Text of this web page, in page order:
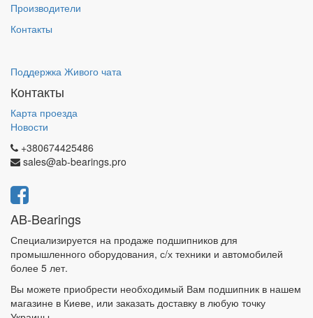
Производители
Контакты
Поддержка Живого чата
Контакты
Карта проезда
Новости
+380674425486
sales@ab-bearings.pro
AB-Bearings
Специализируется на продаже подшипников для
промышленного оборудования, с/х техники и автомобилей
более 5 лет.
Вы можете приобрести необходимый Вам подшипник в нашем
магазине в Киеве, или заказать доставку в любую точку